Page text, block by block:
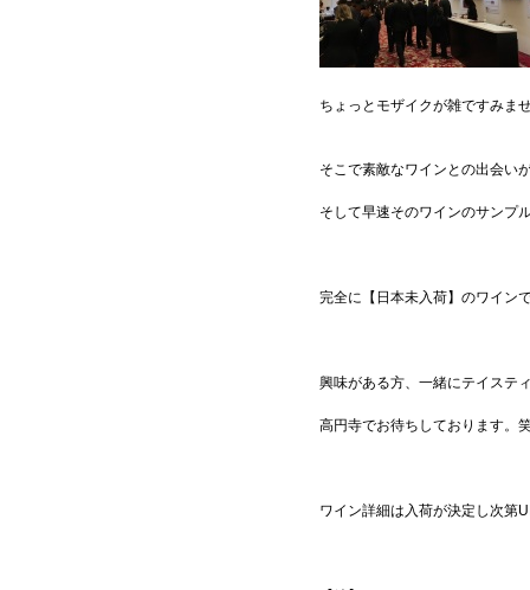
ちょっとモザイクが雑ですみま
そこで素敵なワインとの出会い
そして早速そのワインのサンプ
完全に【日本未入荷】のワイン
興味がある方、一緒にテイステ
高円寺でお待ちしております。
ワイン詳細は入荷が決定し次第